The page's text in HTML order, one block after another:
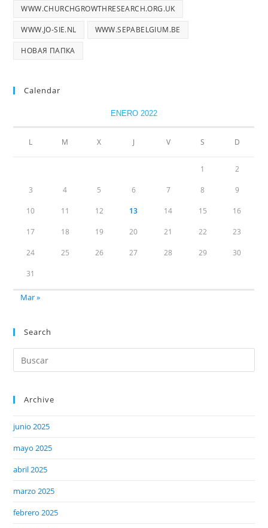
WWW.CHURCHGROWTHRESEARCH.ORG.UK
WWW.JO-SIE.NL WWW.SEPABELGIUM.BE
НОВАЯ ПАПКА
Calendar
ENERO 2022
L M X J V S D
1 2
3 4 5 6 7 8 9
10 11 12 13 14 15 16
17 18 19 20 21 22 23
24 25 26 27 28 29 30
31
Mar »
Search
Archive
junio 2025
mayo 2025
abril 2025
marzo 2025
febrero 2025